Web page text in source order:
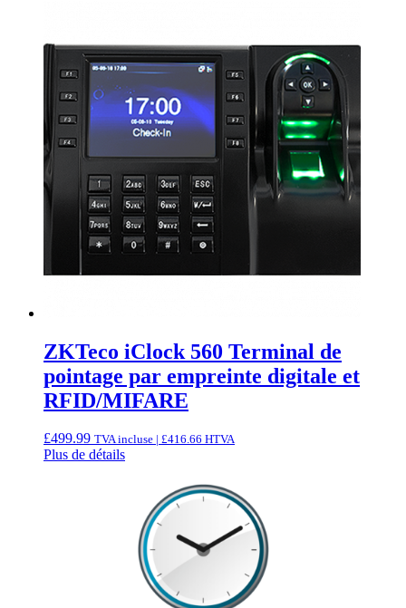
ZKTeco iClock 560 Terminal de
pointage par empreinte digitale et
RFID/MIFARE
£499.99 TVA incluse | £416.66 HTVA
Plus de détails